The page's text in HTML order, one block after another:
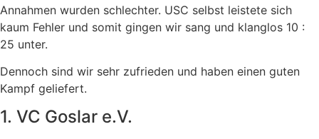
Annahmen wurden schlechter. USC selbst leistete sich
kaum Fehler und somit gingen wir sang und klanglos 10 :
25 unter.
Dennoch sind wir sehr zufrieden und haben einen guten
Kampf geliefert.
1. VC Goslar e.V.